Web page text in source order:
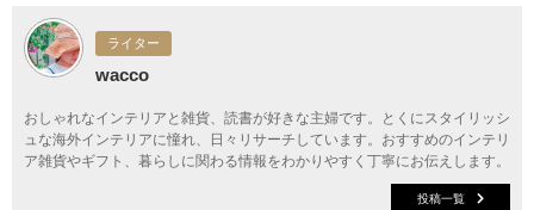
ライター
wacco
おしゃれなインテリアと雑貨、読書が好きな主婦です。とくにスタイリッシ
ュな海外インテリアに憧れ、日々リサーチしています。おすすめのインテリ
ア雑貨やギフト、暮らしに関わる情報をわかりやすく丁寧にお伝えします。
投稿一覧